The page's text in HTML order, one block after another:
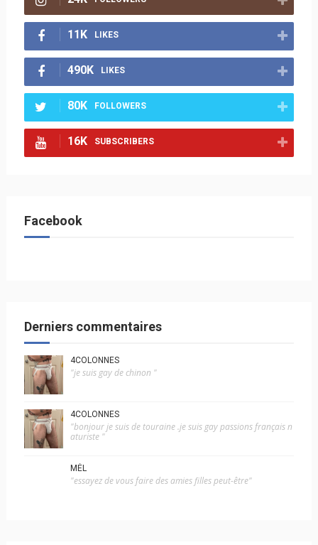
11K LIKES
490K LIKES
80K FOLLOWERS
16K SUBSCRIBERS
Facebook
Derniers commentaires
4COLONNES
"je suis gay de chinon "
4COLONNES
"bonjour je suis de touraine .je suis gay passions français n
aturiste "
MÉL
"essayez de vous faire des amies filles peut-être"